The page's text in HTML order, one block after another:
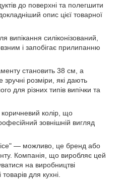
до поверхні та полегшити
опис цієї товарної
випікання силіконізований,
і запобігає прилипанню
становить 38 см, а
розміри, які дають
для різних типів випічки та
колір, що
зовнішній вигляд
— можливо, це бренд або
Компанія, що виробляє цей
на виробництві
для кухні.